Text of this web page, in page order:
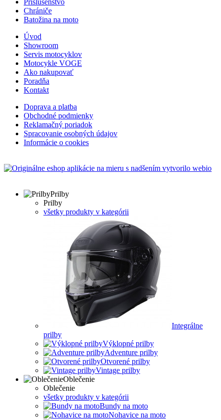
Príslušenstvo
Chrániče
Batožina na moto
Úvod
Showroom
Servis motocyklov
Motocykle VOGE
Ako nakupovať
Poradňa
Kontakt
Doprava a platba
Obchodné podmienky
Reklamačný poriadok
Spracovanie osobných údajov
Informácie o cookies
s nadšením vytvorilo webio
Prilby
Prilby
všetky produkty v kategórii
Integrálne
prilby
Výklopné prilby
Adventure prilby
Otvorené prilby
Vintage prilby
Oblečenie
Oblečenie
všetky produkty v kategórii
Bundy na moto
Nohavice na moto